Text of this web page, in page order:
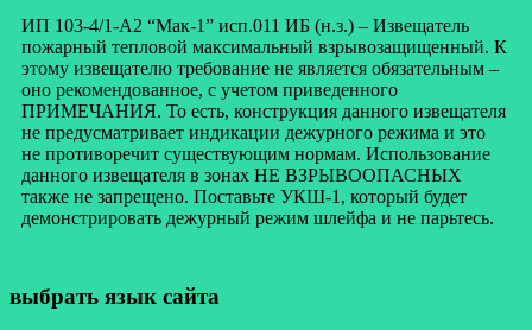
ИП 103-4/1-А2 “Мак-1” исп.011 ИБ (н.з.) – Извещатель
пожарный тепловой максимальный взрывозащищенный. К
этому извещателю требование не является обязательным –
оно рекомендованное, с учетом приведенного
ПРИМЕЧАНИЯ. То есть, конструкция данного извещателя
не предусматривает индикации дежурного режима и это
не противоречит существующим нормам. Использование
данного извещателя в зонах НЕ ВЗРЫВООПАСНЫХ
также не запрещено. Поставьте УКШ-1, который будет
демонстрировать дежурный режим шлейфа и не парьтесь.
выбрать язык сайта